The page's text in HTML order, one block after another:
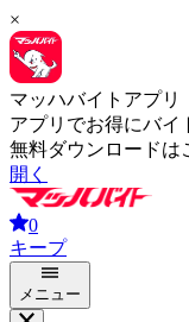
×
マッハバイトアプリ
アプリでお得にバイ
無料ダウンロードは
開く
0
キープ
メニュー